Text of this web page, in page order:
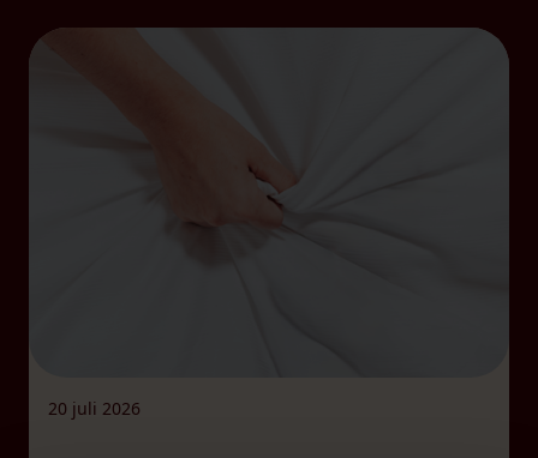
20 juli 2026